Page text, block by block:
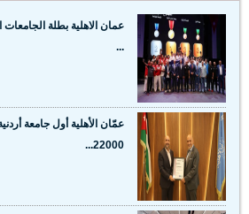
عمان الاهلية بطلة الجامعات
...
22000...